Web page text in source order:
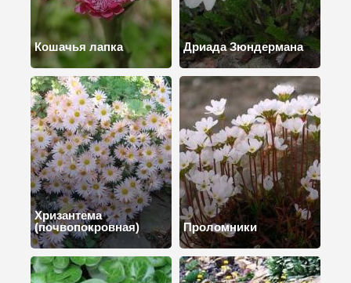
Кошачья лапка Дриада Зюндермана
Хризантема
(почвопокровная)
Проломники